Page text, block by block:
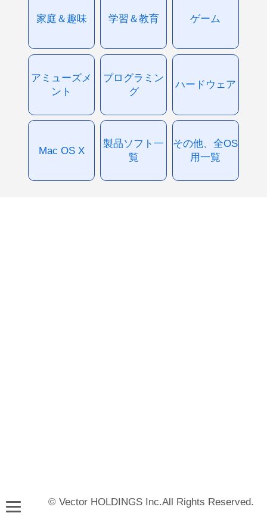
家庭＆趣味 学習＆教育 ゲーム
アミューズメ
ント
プログラミン
グ
ハードウェア
Mac OS X
製品ソフト一
覧
その他、全OS
用一覧
© Vector HOLDINGS Inc.All Rights Reserved.